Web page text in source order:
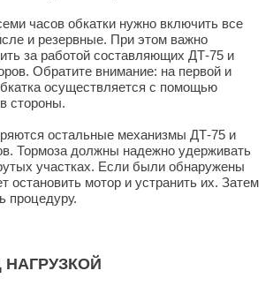
часов обкатки нужно включить все
и резервные. При этом важно
за работой составляющих ДТ-75 и
Обратите внимание: на первой и
осуществляется с помощью
стороны.
остальные механизмы ДТ-75 и
Тормоза должны надежно удерживать
участках. Если были обнаружены
остановить мотор и устранить их. Затем
процедуру.